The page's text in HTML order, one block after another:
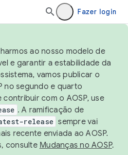
Fazer login
ao nosso modelo de
e garantir a estabilidade da
vamos publicar o
no segundo e quarto
com o AOSP, use
. A ramificação de
release sempre vai
recente enviada ao AOSP.
consulte Mudanças no AOSP.